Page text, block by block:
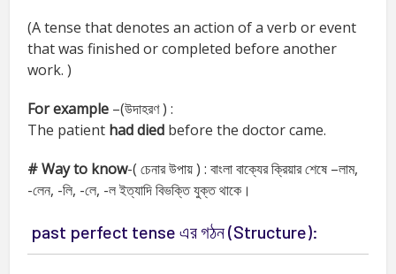
(A tense that denotes an action of a verb or event
that was finished or completed before another
work. )
For example –(উদাহরণ ) :
The patient had died before the doctor came.
# Way to know-( চেনার উপায় ) : বাংলা বাক্যের ক্রিয়ার শেষে –লাম,
-লেন, -লি, -লে, -ল ইত্যাদি বিভক্তি যুক্ত থাকে।
past perfect tense এর গঠন (Structure):